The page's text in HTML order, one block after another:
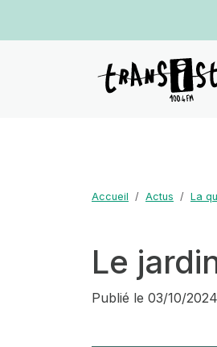
Accueil Actus La
Le
Publié le 03/10/2024